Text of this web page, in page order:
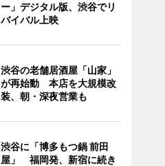
ー」デジタル版、渋谷でリ
バイバル上映
渋谷の老舗居酒屋「山家」
が再始動 本店を大規模改
装、朝・深夜営業も
渋谷に「博多もつ鍋 前田
屋」 福岡発、新宿に続き